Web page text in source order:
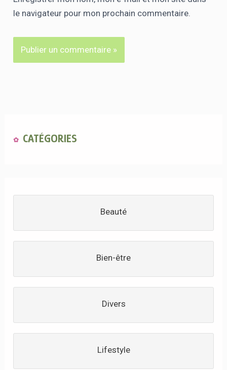
le navigateur pour mon prochain commentaire.
CATÉGORIES
Beauté
Bien-être
Divers
Lifestyle